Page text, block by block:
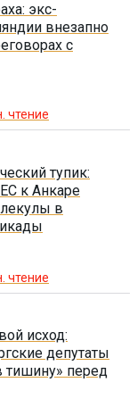
экс-
внезапно
с
чтение
тупик:
к Анкаре
в
чтение
исход:
депутаты
перед